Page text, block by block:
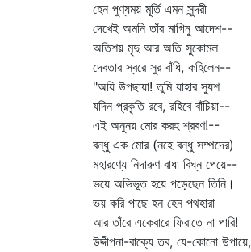
হেন পুণ্যময় মূর্তি এমন সুন্দরী
দেখেই অমনি তাঁর মাগিনু আদেশ--
অতিশয় মৃদু আর অতি সুকোমল
দেবতার স্বরে সুর বাঁধি, কহিলেন--
"অয়ি উপছায়া! তুমি যাহার সুযশ
যদিন প্রকৃতি রবে, রহিবে বাঁচিয়া--
এই অনুনয় মোর করহ শ্রবণ!--
বন্ধু এক মোর (নহে বন্ধু সম্পদের)
মহারণ্যে নিদারুণ বাধা বিঘ্ন পেয়ে--
ভয়ে অভিভূত হয়ে পড়েছেন তিনি।
ভয় করি পাছে হন হেন পথহারা
আর তাঁরে একেবারে ফিরাতে না পারি!
উদ্দীপনা-বাক্যে তব, যে-কোনো উপায়ে,